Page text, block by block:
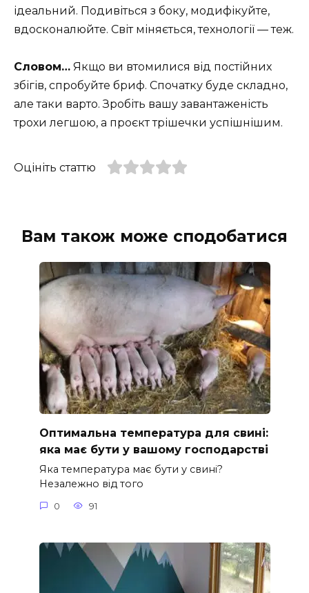
ідеальний. Подивіться з боку, модифікуйте,
вдосконалюйте. Світ міняється, технології — теж.
Словом… Якщо ви втомилися від постійних
збігів, спробуйте бриф. Спочатку буде складно,
але таки варто. Зробіть вашу завантаженість
трохи легшою, а проєкт трішечки успішнішим.
Оцініть статтю
Вам також може сподобатися
Оптимальна температура для свині:
яка має бути у вашому господарстві
Яка температура має бути у свині?
Незалежно від того
0 91